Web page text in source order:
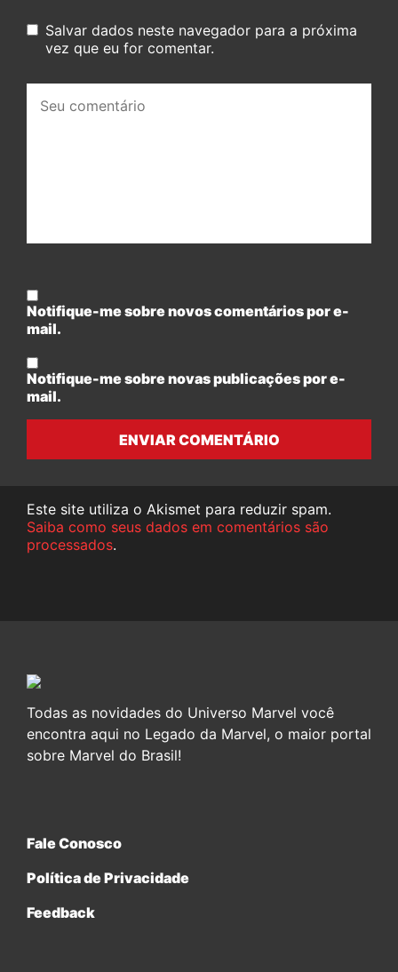
Salvar dados neste navegador para a próxima
vez que eu for comentar.
comentário:
Notifique-me sobre novos comentários por e-
mail.
Notifique-me sobre novas publicações por e-
mail.
ENVIAR COMENTÁRIO
Este site utiliza o Akismet para reduzir spam.
Saiba como seus dados em comentários são
processados.
Todas as novidades do Universo Marvel você
encontra aqui no Legado da Marvel, o maior portal
sobre Marvel do Brasil!
Fale Conosco
Política de Privacidade
Feedback